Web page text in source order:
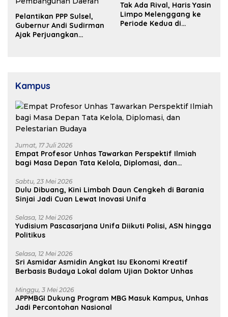
Pelantikan PPP Sulsel,
Gubernur Andi Sudirman
Ajak Perjuangkan
Tak Ada Rival, Haris Yasin
Limpo Melenggang ke
Periode Kedua di
Kampus
Jumat, 17 Juli 2026
Empat Profesor Unhas Tawarkan Perspektif Ilmiah
bagi Masa Depan Tata Kelola, Diplomasi, dan
Sabtu, 23 Mei 2026
Dulu Dibuang, Kini Limbah Daun Cengkeh di Barania
Sinjai Jadi Cuan Lewat Inovasi Unifa
Selasa, 12 Mei 2026
Yudisium Pascasarjana Unifa Diikuti Polisi, ASN hingga
Politikus
Selasa, 12 Mei 2026
Sri Asmidar Asmidin Angkat Isu Ekonomi Kreatif
Berbasis Budaya Lokal dalam Ujian Doktor Unhas
Minggu, 3 Mei 2026
APPMBGI Dukung Program MBG Masuk Kampus, Unhas
Jadi Percontohan Nasional